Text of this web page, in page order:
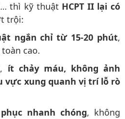
… thì kỹ thuật HCPT II lại có
trội:
ngắn chỉ từ 15-20 phút,
cao.
ít chảy máu, không ảnh
vực xung quanh vị trí lỗ rò
nhanh chóng, không